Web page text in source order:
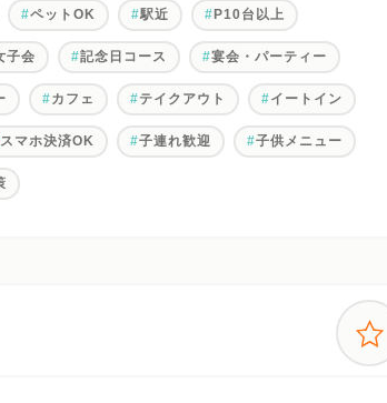
ペットOK 駅近 P10台以上
子会 記念日コース 宴会・パーティー
カフェ テイクアウト イートイン
スマホ決済OK 子連れ歓迎 子供メニュー